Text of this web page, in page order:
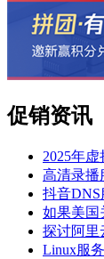
促销资讯
2025年
高清录播
抖音DNS
如果美国
探讨阿里
Linux服